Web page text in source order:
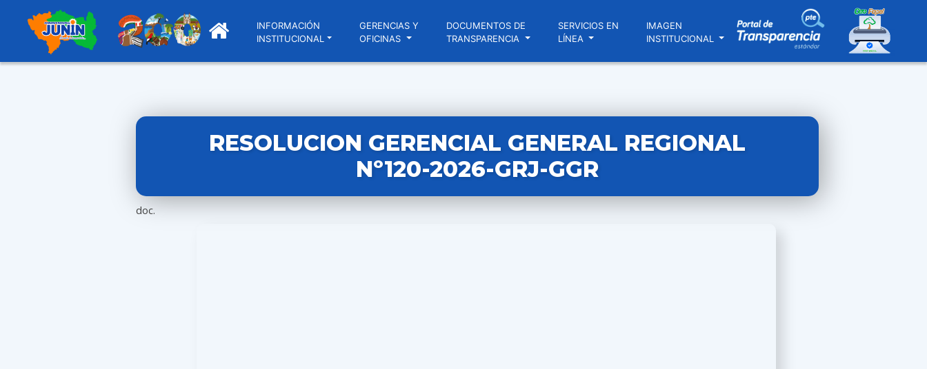
INFORMACIÓN
INSTITUCIONAL
GERENCIAS Y
OFICINAS
DOCUMENTOS DE
TRANSPARENCIA
SERVICIOS EN
LÍNEA
IMAGEN
INSTITUCIONAL
RESOLUCION GERENCIAL GENERAL REGIONAL
Nº120-2026-GRJ-GGR
doc.